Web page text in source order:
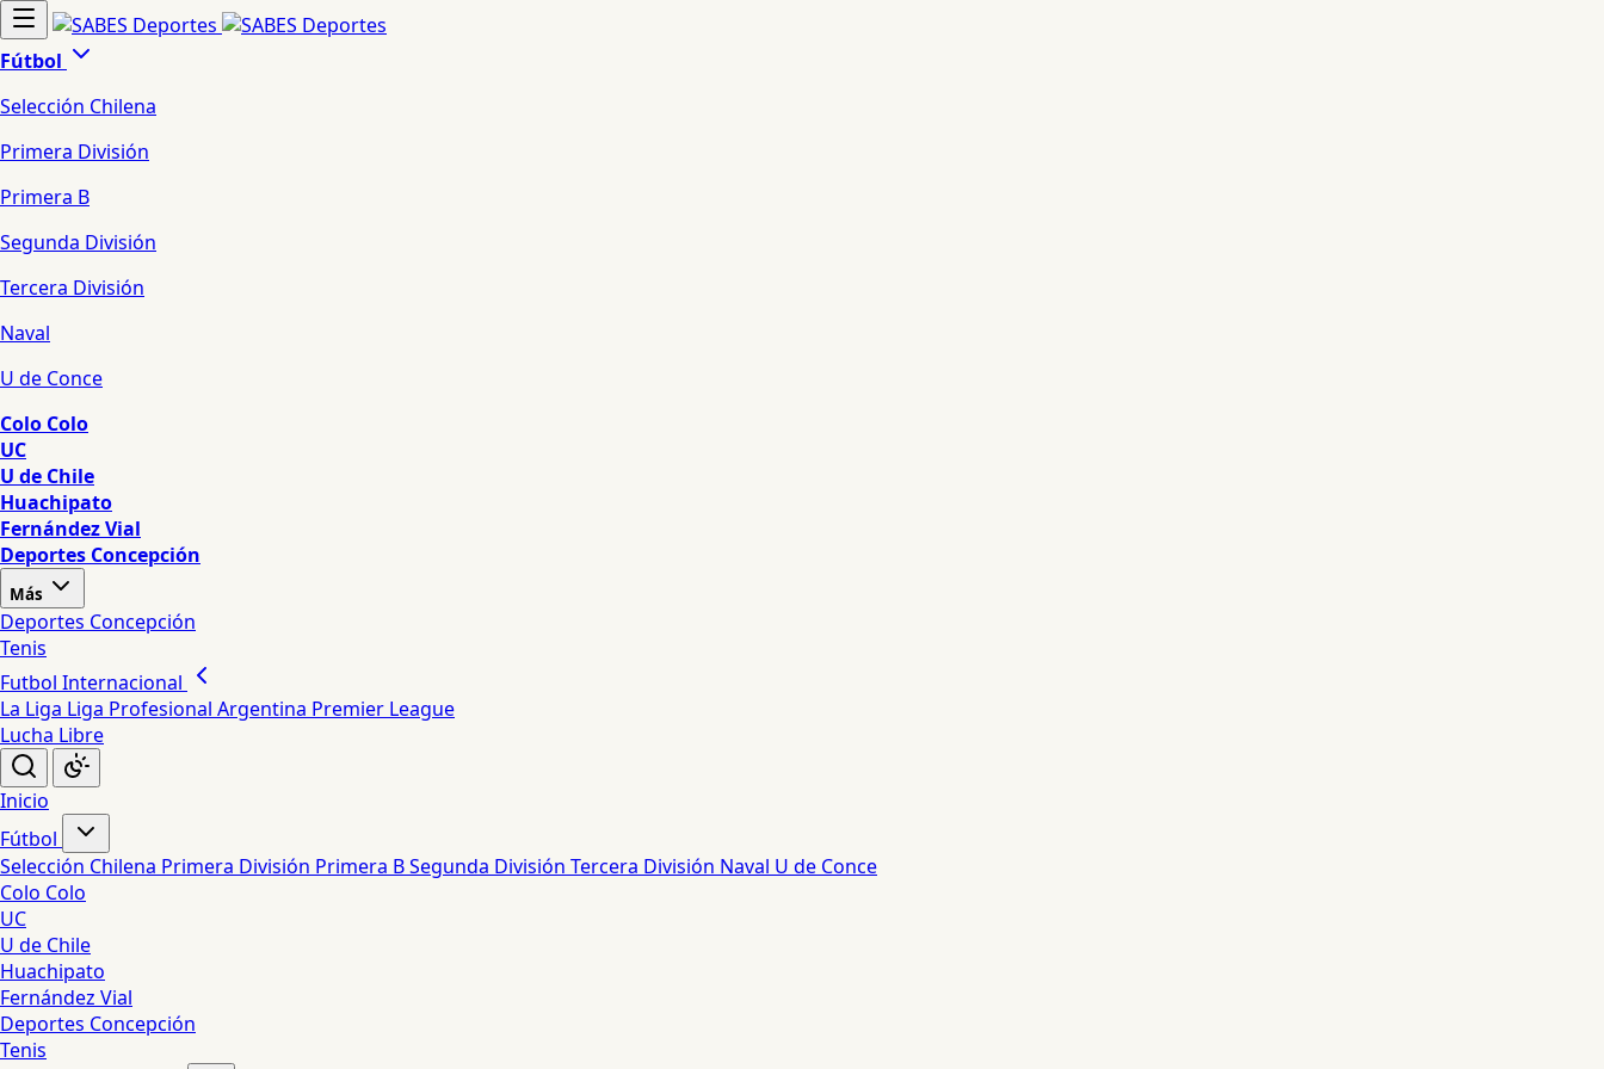
Fútbol
Selección Chilena
Primera División
Primera B
Segunda División
Tercera División
Naval
U de Conce
Colo Colo
UC
U de Chile
Huachipato
Fernández Vial
Deportes Concepción
Más
Deportes Concepción
Tenis
Futbol Internacional
La Liga Liga Profesional Argentina Premier League
Lucha Libre
Inicio
Fútbol
Selección Chilena Primera División Primera BSegunda División Tercera División Naval U de Conce
Colo Colo
UC
U de Chile
Huachipato
Fernández Vial
Deportes Concepción
Tenis